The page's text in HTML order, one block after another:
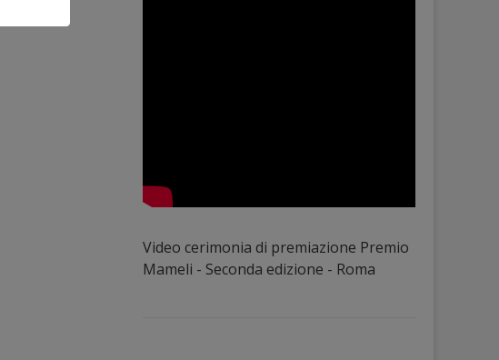
Video cerimonia di premiazione Premio
Mameli - Seconda edizione - Roma